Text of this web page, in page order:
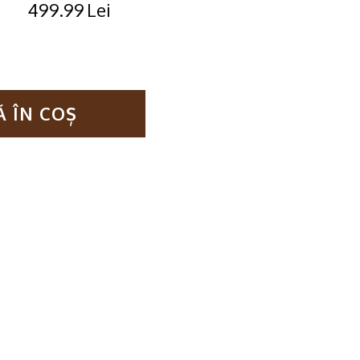
Original
499.99 Lei
Current
ÎN COȘ